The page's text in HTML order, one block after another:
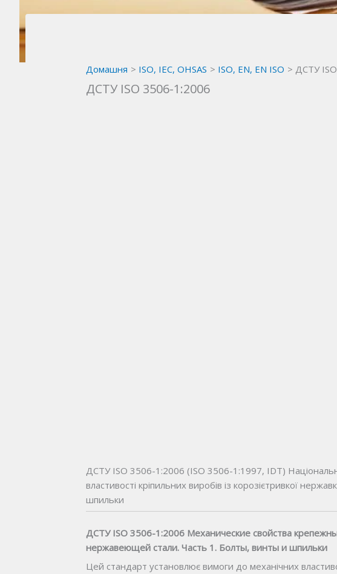
Домашня ISO, IEC, OHSAS ISO, EN, EN ISO ДСТУ
ДСТУ ISO 3506-1:2006
ДСТУ ISO 3506-1:2006 (ISO 3506-1:1997, IDТ)
властивості кріпильних виробів із корозієтривкої
шпильки
ДСТУ ISO 3506-1:2006 Механические свойства
нержавеющей стали. Часть 1. Болты, винты и шпильки
Цей стандарт установлює вимоги до механічних